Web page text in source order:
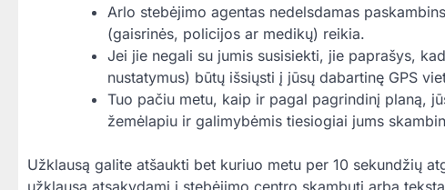
Arlo stebėjimo agentas nedelsdamas
(gaisrinės, policijos ar medikų) reikia.
Jei jie negali su jumis susisiekti, jie paprašys,
nustatymus) būtų išsiųsti į jūsų dabartinę GPS
Tuo pačiu metu, kaip ir pagal pagrindinį planą,
žemėlapiu ir galimybėmis tiesiogiai jums
Užklausą galite atšaukti bet kuriuo metu per 10 sekundžių
užklausą atsakydami į stebėjimo centro skambutį arba